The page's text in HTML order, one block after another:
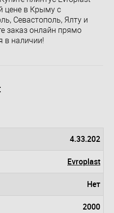
цене в Крыму с
Севастополь, Ялту и
заказ онлайн прямо
в наличии!
4.33.202
Evroplast
Нет
2000